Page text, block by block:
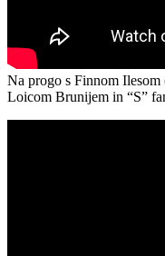
Na progo s Finnom
Loicom Brunijem in “S”